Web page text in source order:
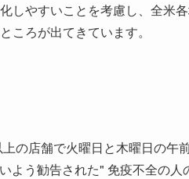
しやすいことを考慮し、全米
ころが出てきています。
の店舗で火曜日と木曜日の午
よう勧告された" 免疫不全の人